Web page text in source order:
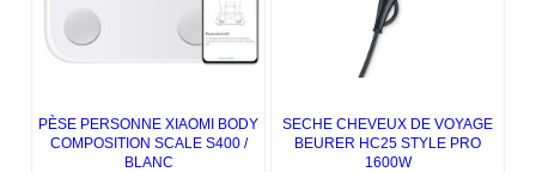
PÈSE PERSONNE XIAOMI BODY
COMPOSITION SCALE S400 /
BLANC
SECHE CHEVEUX DE VOYAGE
BEURER HC25 STYLE PRO
1600W